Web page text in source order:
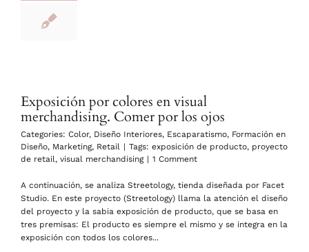
Exposición por colores en visual
merchandising. Comer por los ojos
Categories: Color, Diseño Interiores, Escaparatismo, Formación en
Diseño, Marketing, Retail | Tags: exposición de producto, proyecto
de retail, visual merchandising | 1 Comment
A continuación, se analiza Streetology, tienda diseñada por Facet
Studio. En este proyecto (Streetology) llama la atención el diseño
del proyecto y la sabia exposición de producto, que se basa en
tres premisas: El producto es siempre el mismo y se integra en la
exposición con todos los colores...